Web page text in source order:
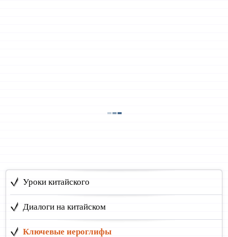
Уроки китайского
Диалоги на китайском
Ключевые иероглифы